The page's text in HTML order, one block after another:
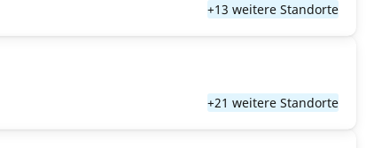
+13 weitere Standorte
+21 weitere Standorte